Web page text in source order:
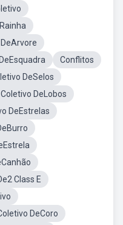
Conflitos
DeSelos
DeLobos
DeEstrelas
Class E
DeCoro